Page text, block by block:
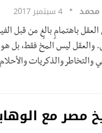
محمد 4 سبتمبر 2017
باهتمامٍ بالغٍ من قبل
والعقل ليس المخ فقط، بل هو
والتخاطر والذكريات
مصر مع